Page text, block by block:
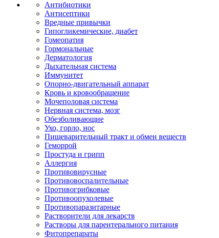
Антибиотики
Антисептики
Вредные привычки
Гипогликемические, диабет
Гомеопатия
Гормональные
Дерматология
Дыхательная система
Иммунитет
Опорно-двигательный аппарат
Кровь и кровообращение
Мочеполовая система
Нервная система, мозг
Обезболивающие
Ухо, горло, нос
Пищеварительный тракт и обмен веществ
Геморрой
Простуда и грипп
Аллергия
Противовирусные
Противовоспалительные
Противогрибковые
Противоопухолевые
Противопаразитарные
Растворители для лекарств
Растворы для парентерального питания
Фитопрепараты